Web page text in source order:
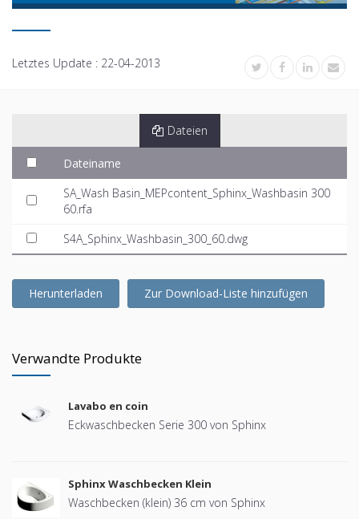
Letztes Update : 22-04-2013
Dateien
Dateiname
SA_Wash Basin_MEPcontent_Sphinx_Washbasin 300
60.rfa
S4A_Sphinx_Washbasin_300_60.dwg
Herunterladen Zur Download-Liste hinzufügen
Verwandte Produkte
Lavabo en coin
Eckwaschbecken Serie 300 von Sphinx
Sphinx Waschbecken Klein
Waschbecken (klein) 36 cm von Sphinx